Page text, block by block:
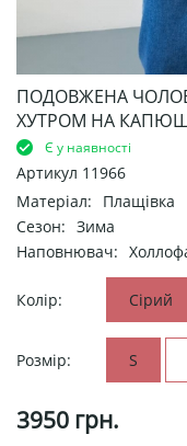
ПОДОВЖЕНА
ХУТРОМ НА
Є у наявності
Артикул 11966
Матеріал:
Плащівка
Сезон: Зима
Наповнювач:
Колір: Сірий
Розмір: S
3950 грн.